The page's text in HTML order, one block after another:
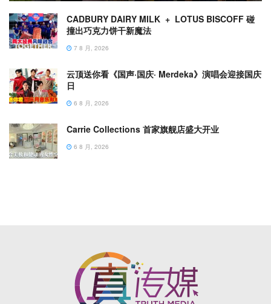
CADBURY DAIRY MILK + LOTUS BISCOFF 碰
撞出巧克力饼干新魔法
7 8 月, 2026
云顶送你看《国声·国庆· Merdeka》演唱会迎接国庆
日
6 8 月, 2026
Carrie Collections 首家旗舰店盛大开业
6 8 月, 2026